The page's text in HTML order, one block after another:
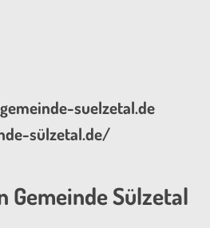
suelzetal.de
sülzetal.de/
Gemeinde Sülzetal